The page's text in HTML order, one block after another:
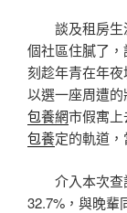
談及租房生
個社區住膩了
刻趁年青在年
以選一座周遭
包養網市假寓上
包養定的軌道
介入本次查
32.7%，與晚輩